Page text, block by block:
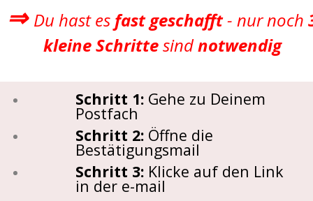
⇒ Du hast es fast geschafft- nur noch
kleine Schrittesindnotwendig
Schritt 1: Gehe zu Deinem
Postfach
Schritt 2: Öffne die
Bestätigungsmail
Schritt 3: Klicke auf den Link
in der e-mail